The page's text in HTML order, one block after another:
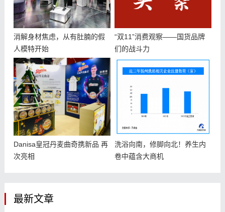
消解身材焦虑，从有肚腩的假
人模特开始
“双11”消费观察——国货品牌
们的战斗力
Danisa皇冠丹麦曲奇携新品 再
次亮相
洗浴向南，修脚向北！养生内
卷中蕴含大商机
最新文章